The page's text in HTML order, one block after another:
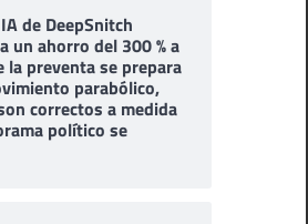
de DeepSnitch
un ahorro del 300 % a
la preventa se prepara
parabólico,
correctos a medida
político se